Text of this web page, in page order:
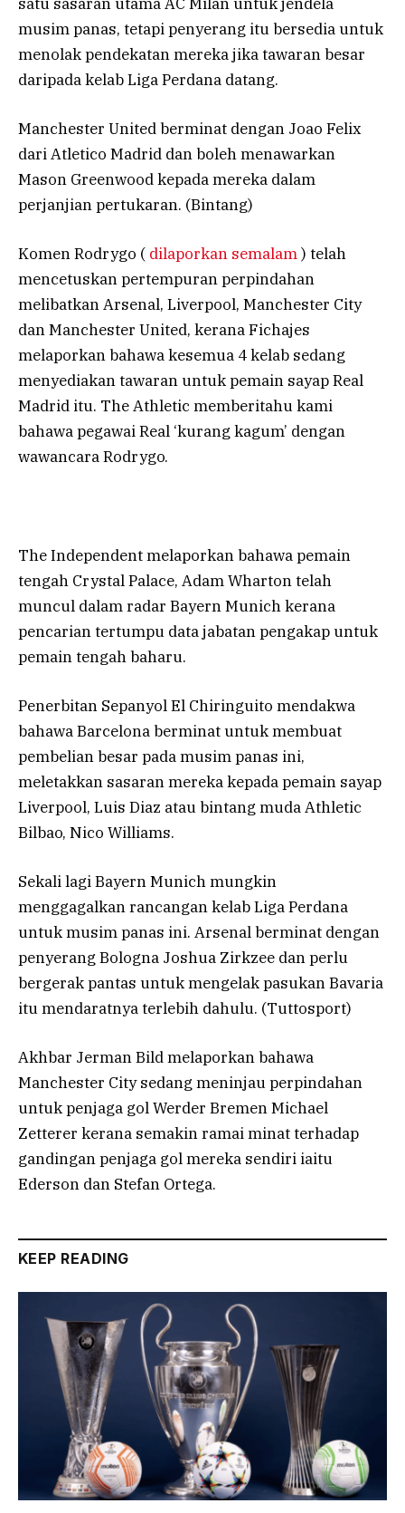
musim panas, tetapi penyerang itu bersedia untuk
menolak pendekatan mereka jika tawaran besar
daripada kelab Liga Perdana datang.
Manchester United berminat dengan Joao Felix
dari Atletico Madrid dan boleh menawarkan
Mason Greenwood kepada mereka dalam
perjanjian pertukaran. (Bintang)
Komen Rodrygo ( dilaporkan semalam) telah
mencetuskan pertempuran perpindahan
melibatkan Arsenal, Liverpool, Manchester City
dan Manchester United, kerana Fichajes
melaporkan bahawa kesemua 4 kelab sedang
menyediakan tawaran untuk pemain sayap Real
Madrid itu. The Athletic memberitahu kami
bahawa pegawai Real ‘kurang kagum’ dengan
wawancara Rodrygo.
The Independent melaporkan bahawa pemain
tengah Crystal Palace, Adam Wharton telah
muncul dalam radar Bayern Munich kerana
pencarian tertumpu data jabatan pengakap untuk
pemain tengah baharu.
Penerbitan Sepanyol El Chiringuito mendakwa
bahawa Barcelona berminat untuk membuat
pembelian besar pada musim panas ini,
meletakkan sasaran mereka kepada pemain sayap
Liverpool, Luis Diaz atau bintang muda Athletic
Bilbao, Nico Williams.
Sekali lagi Bayern Munich mungkin
menggagalkan rancangan kelab Liga Perdana
untuk musim panas ini. Arsenal berminat dengan
penyerang Bologna Joshua Zirkzee dan perlu
bergerak pantas untuk mengelak pasukan Bavaria
itu mendaratnya terlebih dahulu. (Tuttosport)
Akhbar Jerman Bild melaporkan bahawa
Manchester City sedang meninjau perpindahan
untuk penjaga gol Werder Bremen Michael
Zetterer kerana semakin ramai minat terhadap
gandingan penjaga gol mereka sendiri iaitu
Ederson dan Stefan Ortega.
KEEP READING